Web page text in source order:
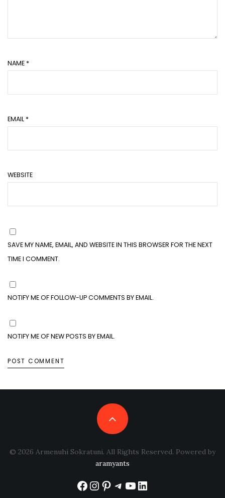
NAME *
EMAIL *
WEBSITE
SAVE MY NAME, EMAIL, AND WEBSITE IN THIS BROWSER FOR THE NEXT
TIME I COMMENT.
NOTIFY ME OF FOLLOW-UP COMMENTS BY EMAIL.
NOTIFY ME OF NEW POSTS BY EMAIL.
© 2026 Armenuhi Sokratuni. All Rights Reserved. Powered by
aramyants
Facebook
Instagram
Pinterest
Telegram
YouTube
LinkedIn